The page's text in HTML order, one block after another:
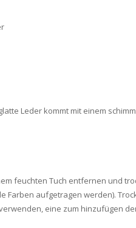
Leder kommt mit einem
feuchten Tuch entfernen und
Farben aufgetragen werden).
eine zum hinzufügen